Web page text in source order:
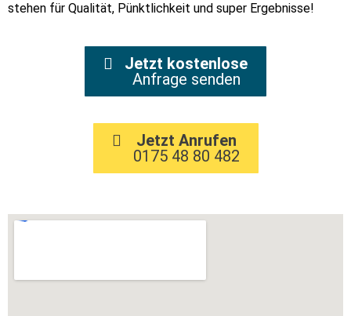
stehen für Qualität, Pünktlichkeit und super Ergebnisse!
Jetzt kostenlose
Anfrage senden
Jetzt Anrufen
0175 48 80 482